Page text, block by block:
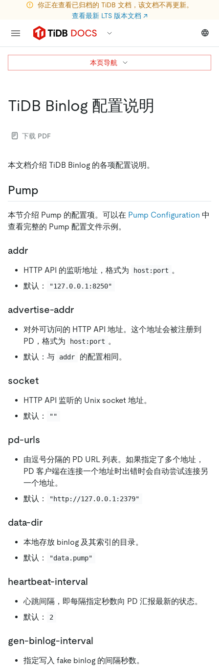
你正在查看已归档的 TiDB 文档，该文档不再更新。
查看最新 LTS 版本文档 ↗
TiDB Binlog 配置说明
下载 PDF
本文档介绍 TiDB Binlog 的各项配置说明。
Pump
本节介绍 Pump 的配置项。可以在 Pump Configuration 中
查看完整的 Pump 配置文件示例。
addr
HTTP API 的监听地址，格式为 host:port 。
默认：
"127.0.0.1:8250"
advertise-addr
对外可访问的 HTTP API 地址。这个地址会被注册到
PD，格式为
host:port 。
默认：与
addr 的配置相同。
socket
HTTP API 监听的 Unix socket 地址。
默认：
""
pd-urls
由逗号分隔的 PD URL 列表。如果指定了多个地址，
PD 客户端在连接一个地址时出错时会自动尝试连接另
一个地址。
默认：
"http://127.0.0.1:2379"
data-dir
本地存放 binlog 及其索引的目录。
默认：
"data.pump"
heartbeat-interval
心跳间隔，即每隔指定秒数向 PD 汇报最新的状态。
默认：
2
gen-binlog-interval
指定写入 fake binlog 的间隔秒数。
本页导航